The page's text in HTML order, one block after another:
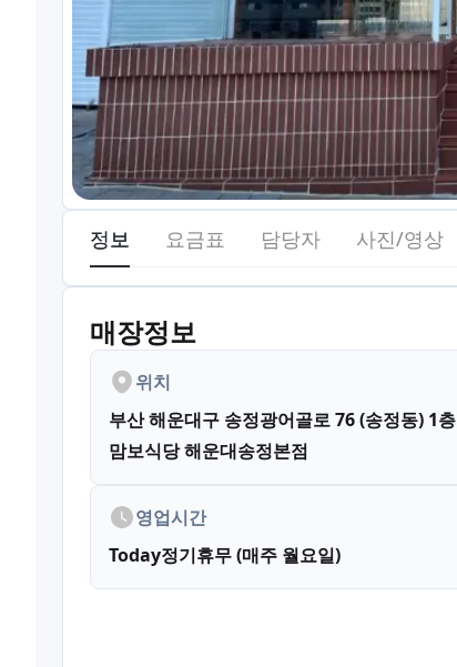
정보 요금표 담당자 사진/영상
매장정보
위치
부산 해운대구 송정광어골로 76 (송정동) 1층
맘보식당 해운대송정본점
영업시간
Today정기휴무 (매주 월요일)